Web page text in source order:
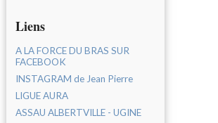
Liens
A LA FORCE DU BRAS SUR
FACEBOOK
INSTAGRAM de Jean Pierre
LIGUE AURA
ASSAU ALBERTVILLE - UGINE